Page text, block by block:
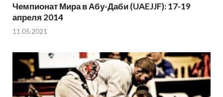
Чемпионат Мира в Абу-Даби (UAEJJF): 17-19
апреля 2014
11.05.2021